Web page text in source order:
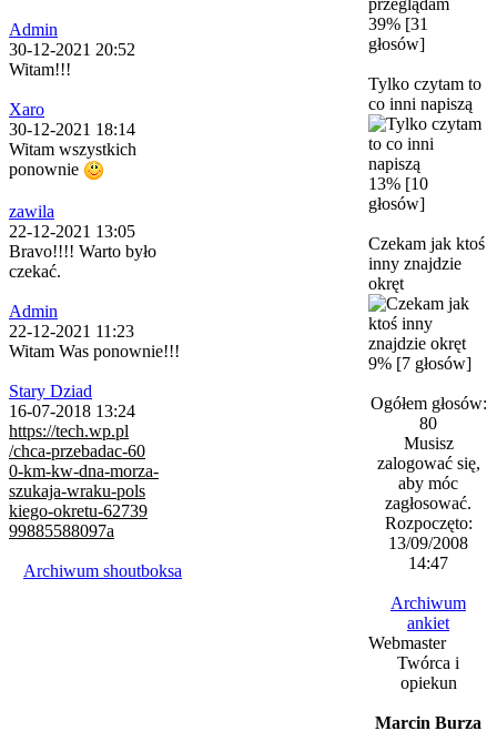
Admin
30-12-2021 20:52
Witam!!!
Xaro
30-12-2021 18:14
Witam wszystkich
ponownie
zawila
22-12-2021 13:05
Bravo!!!! Warto było
czekać.
Admin
22-12-2021 11:23
Witam Was ponownie!!!
Stary Dziad
16-07-2018 13:24
https://tech.wp.pl
/chca-przebadac-60
0-km-kw-dna-morza-
szukaja-wraku-pols
kiego-okretu-62739
99885588097a
Archiwum shoutboksa
39% [31
głosów]
Tylko czytam to
co inni napiszą
13% [10
głosów]
Czekam jak ktoś
inny znajdzie
okręt
9% [7 głosów]
Ogółem głosów:
80
Musisz
zalogować się,
aby móc
zagłosować.
Rozpoczęto:
13/09/2008
14:47
Archiwum
ankiet
Webmaster
Twórca i
opiekun
Marcin Burza